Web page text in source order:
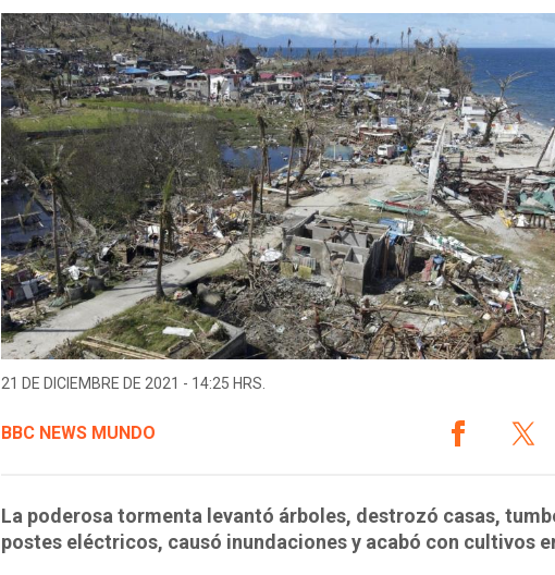
21 DE DICIEMBRE DE 2021 - 14:25 HRS.
BBC NEWS MUNDO
La poderosa tormenta levantó árboles, destrozó casas,
postes eléctricos, causó inundaciones y acabó con cultivos